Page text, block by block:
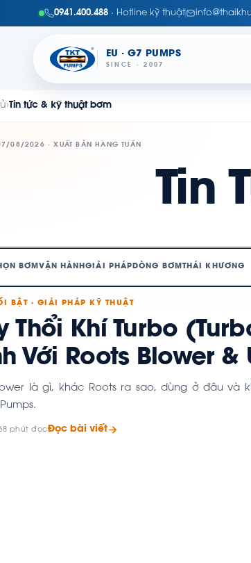
0941.400.488 · Hotline kỹ thuật
EU · G7 PUMPS
SINCE · 2007
› Tin tức & kỹ thuật bơm
08/2026 · XUẤT BẢN HÀNG TUẦN
Tin
BƠMVẬN HÀNHGIẢI PHÁP DÒNG BƠM THÁI KHƯƠNG
BẬT · GIẢI PHÁP KỸ THUẬT
Thổi Khí Turbo
Với Roots Blower &
là gì, khác Roots ra sao, dùng ở đâu và
8 phút đọcĐọc bài viết